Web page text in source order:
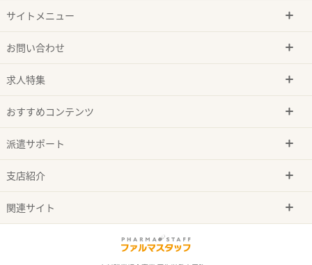
サイトメニュー
お問い合わせ
求人特集
おすすめコンテンツ
派遣サポート
支店紹介
関連サイト